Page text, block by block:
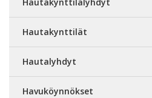
Hautakynttilälyhdyt
Hautakynttilät
Hautalyhdyt
Havuköynnökset